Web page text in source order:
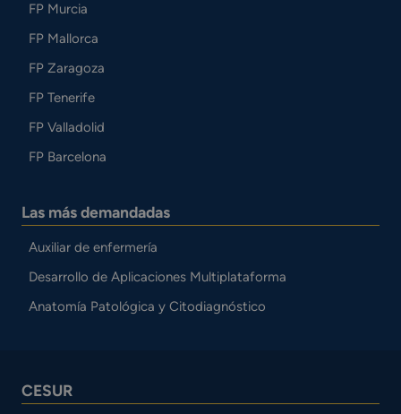
FP Murcia
FP Mallorca
FP Zaragoza
FP Tenerife
FP Valladolid
FP Barcelona
Las más demandadas
Auxiliar de enfermería
Desarrollo de Aplicaciones Multiplataforma
Anatomía Patológica y Citodiagnóstico
CESUR